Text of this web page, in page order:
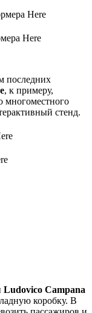
Here
последних
, к примеру,
многоместного
стенд.
Ludovico Campana
коробку. В